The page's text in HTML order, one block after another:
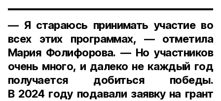
— Я стараюсь принимать участие во
всех этих программах, — отметила
Мария Фолифорова. — Но участников
очень много, и далеко не каждый год
получается добиться победы.
В 2024 году подавали заявку на грант